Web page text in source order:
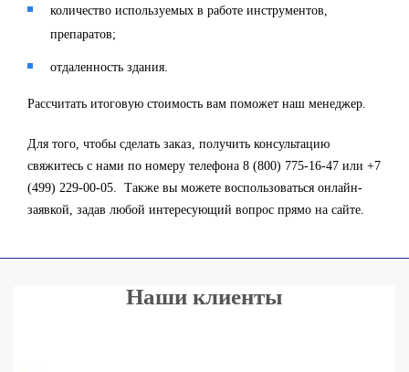
количество используемых в работе инструментов,
препаратов;
отдаленность здания.
Рассчитать итоговую стоимость вам поможет наш менеджер.
Для того, чтобы сделать заказ, получить консультацию
свяжитесь с нами по номеру телефона 8 (800) 775-16-47 или +7
(499) 229-00-05. Также вы можете воспользоваться онлайн-
заявкой, задав любой интересующий вопрос прямо на сайте.
Наши клиенты